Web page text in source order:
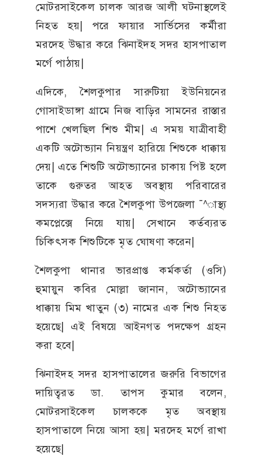
মোটরসাইকেল চালক আরজ আলী ঘটনাস্থলেই
নিহত হয়| পরে ফায়ার সার্ভিসের কর্মীরা
মরদেহ উদ্ধার করে ঝিনাইদহ সদর হাসপাতাল
মর্গে পাঠায়|
এদিকে, শৈলকুপার সারুটিয়া ইউনিয়নের
গোসাইডাঙ্গা গ্রামে নিজ বাড়ির সামনের রাস্তার
পাশে খেলছিল শিশু মীম| এ সময় যাত্রীবাহী
একটি অটোভ্যান নিয়ন্ত্রণ হারিয়ে শিশুকে ধাক্কায়
দেয়| এতে শিশুটি অটোভ্যানের চাকায় পিষ্ট হলে
তাকে গুরুতর আহত অবস্থায় পরিবারের
সদস্যরা উদ্ধার করে শৈলকুপা উপজেলা ¯^াস্থ্য
কমপ্লেক্সে নিয়ে যায়| সেখানে কর্তব্যরত
চিকিৎসক শিশুটিকে মৃত ঘোষণা করেন|
শৈলকুপা থানার ভারপ্রাপ্ত কর্মকর্তা (ওসি)
হুমায়ুন কবির মোল্লা জানান, অটোভ্যানের
ধাক্কায় মিম খাতুন (৩) নামের এক শিশু নিহত
হয়েছে| এই বিষয়ে আইনগত পদক্ষেপ গ্রহন
করা হবে|
ঝিনাইদহ সদর হাসপাতালের জরুরি বিভাগের
দায়িত্বরত ডা. তাপস কুমার বলেন,
মোটরসাইকেল চালককে মৃত অবস্থায়
হাসপাতালে নিয়ে আসা হয়| মরদেহ মর্গে রাখা
হয়েছে|